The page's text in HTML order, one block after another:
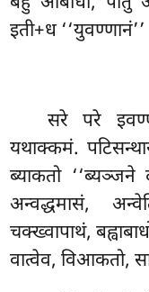
इती+ध ‘‘युवण्णानं’’
सरे परे
यथाक्कमं.
ब्याकतो ‘‘ब्यञ्जने
अन्वद्धमासं,
चक्ख्वापाथं,
वात्वेव, विआकतो,